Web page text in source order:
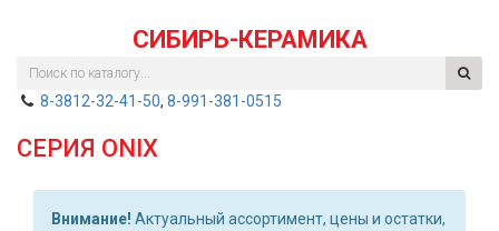
СИБИРЬ-КЕРАМИКА
8-3812-32-41-50, 8-991-381-0515
СЕРИЯ ONIX
Внимание! Актуальный ассортимент, цены и остатки,